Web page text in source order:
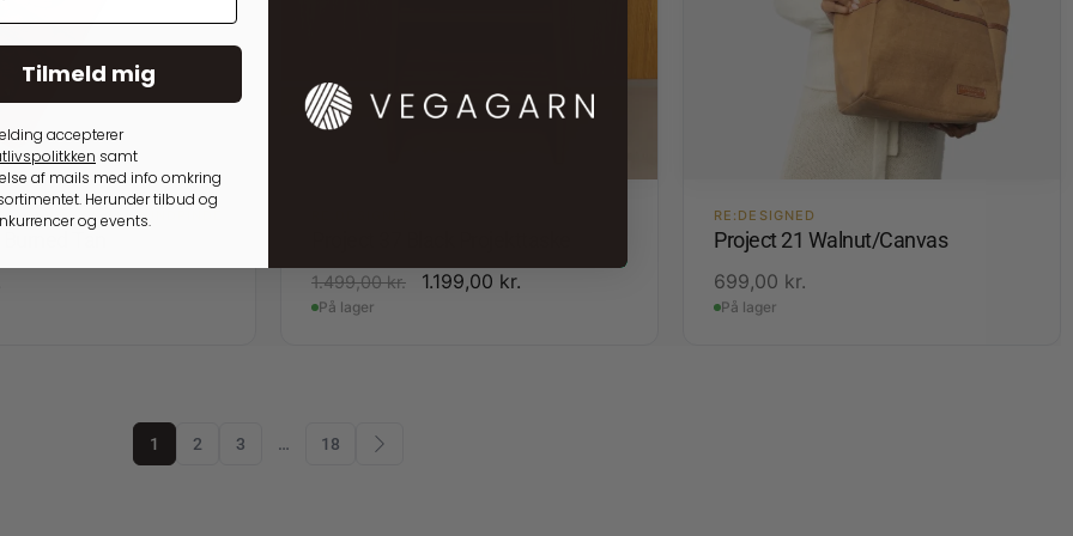
TIL RUNDPINDE
1.499,00kr. 1.199,00 kr.
På lager
RE:DESIGNED
Project 21 Walnut/Canvas
699,00 kr.
På lager
1 2 3 … 18
Tilmeld mig
accepterer
samt
af mails med info omkring
Herunder tilbud og
og events.